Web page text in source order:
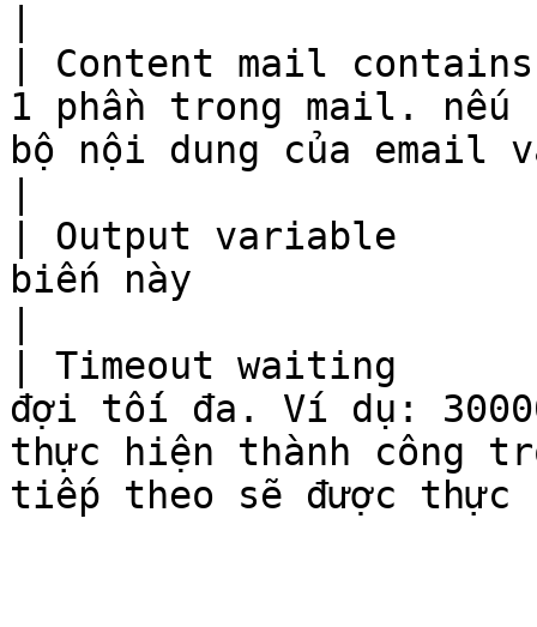
| Content mail
1 phần trong mail.
bộ nội dung của email
| Output variable
biến này
| Timeout waiting
đợi tối đa. Ví dụ:
thực hiện thành công